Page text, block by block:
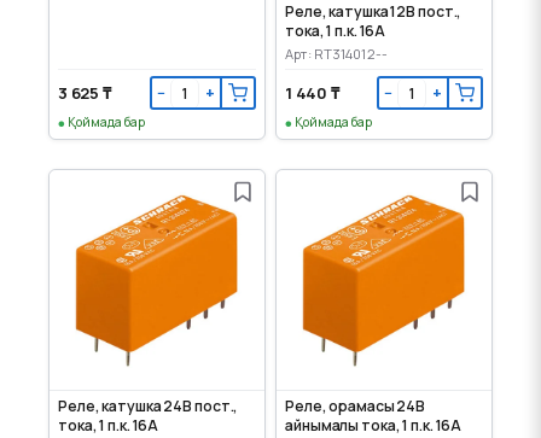
3 625 ₸ − +
Қоймада бар
Реле, катушка 12В пост.,
тока, 1 п.к. 16А
Арт: RT314012--
1 440 ₸ − +
Қоймада бар
Реле, катушка 24В пост.,
тока, 1 п.к. 16А
Реле, орамасы 24В
айнымалы тока, 1 п.к. 16А